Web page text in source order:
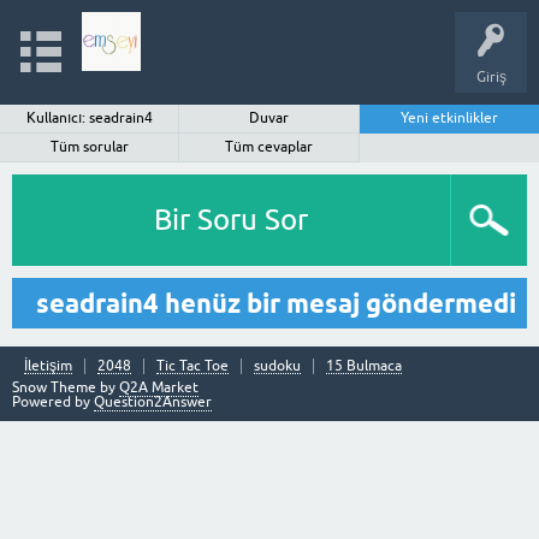
Giriş
Kullanıcı: seadrain4 Duvar
Yeni etkinlikler
Tüm sorular
Tüm cevaplar
Bir Soru Sor
seadrain4 henüz bir mesaj göndermedi
İletişim 2048 Tic Tac Toe sudoku
15 Bulmaca
Snow Theme by Q2A Market
Powered by Question2Answer